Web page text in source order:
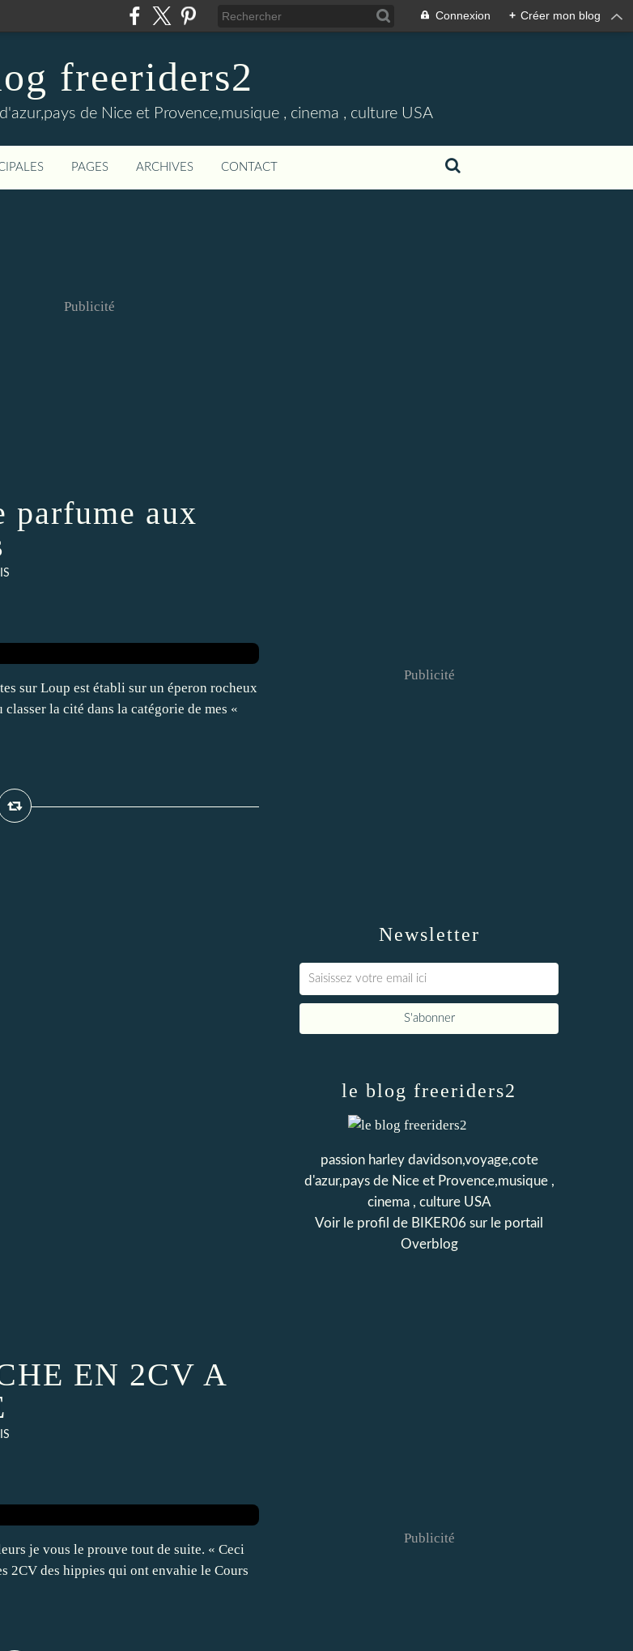
Connexion + Créer mon blog
freeriders2
de Nice et Provence,musique , cinema , culture USA
PAGES ARCHIVES CONTACT
Publicité
parfume aux
sur Loup est établi sur un éperon rocheux
la cité dans la catégorie de mes «
EN 2CV A
je vous le prouve tout de suite. « Ceci
2CV des hippies qui ont envahie le Cours
Newsletter
Publicité
le blog freeriders2
passion harley davidson,voyage,cote
d'azur,pays de Nice et Provence,musique ,
cinema , culture USA
Voir le profil de BIKER06 sur le portail
Overblog
Publicité